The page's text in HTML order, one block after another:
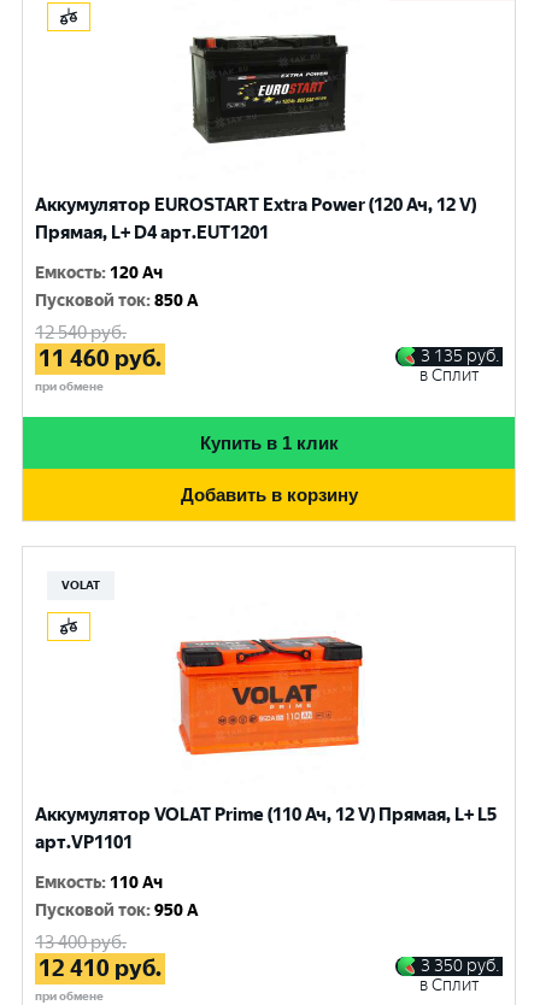
Аккумулятор EUROSTART Extra Power (120 Ач, 12 V)
Прямая, L+ D4 арт.EUT1201
Емкость: 120 Ач
Пусковой ток:850 A
12 540руб.
11 460 руб.
при обмене
3 135 руб.
в Сплит
Купить в 1 клик
Добавить в корзину
VOLAT
Аккумулятор VOLAT Prime (110 Ач, 12 V) Прямая, L+ L5
арт.VP1101
Емкость: 110 Ач
Пусковой ток:950 A
13 400руб.
12 410 руб.
при обмене
3 350 руб.
в Сплит